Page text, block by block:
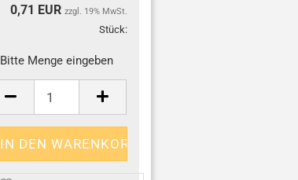
0,71 EUR zzgl. 19% MwSt.
Stück:
Bitte Menge eingeben